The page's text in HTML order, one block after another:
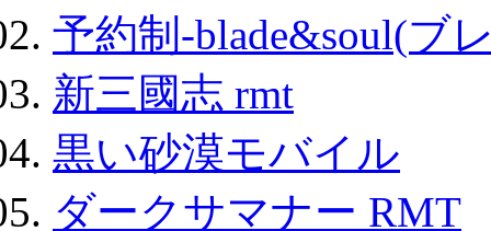
予約制-blade&soul(ブ
新三國志 rmt
黒い砂漠モバイル
ダークサマナー RMT